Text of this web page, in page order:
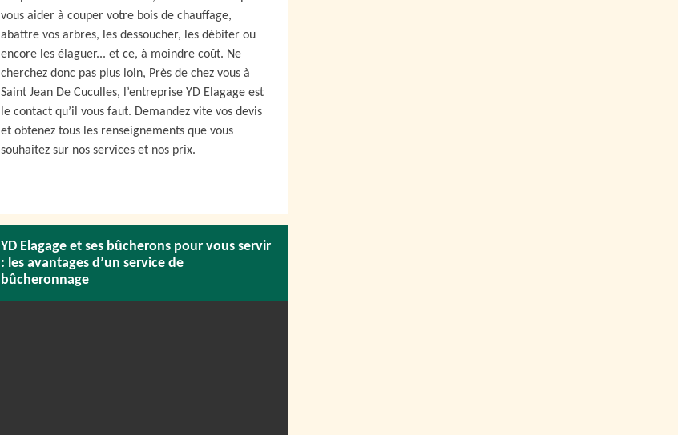
vous aider à couper votre bois de chauffage,
abattre vos arbres, les dessoucher, les débiter ou
encore les élaguer... et ce, à moindre coût. Ne
cherchez donc pas plus loin, Près de chez vous à
Saint Jean De Cuculles, l’entreprise YD Elagage est
le contact qu’il vous faut. Demandez vite vos devis
et obtenez tous les renseignements que vous
souhaitez sur nos services et nos prix.
YD Elagage et ses bûcherons pour vous servir
: les avantages d’un service de
bûcheronnage